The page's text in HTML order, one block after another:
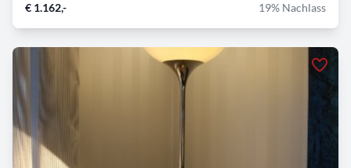
€ 1.162,- 19% Nachlass